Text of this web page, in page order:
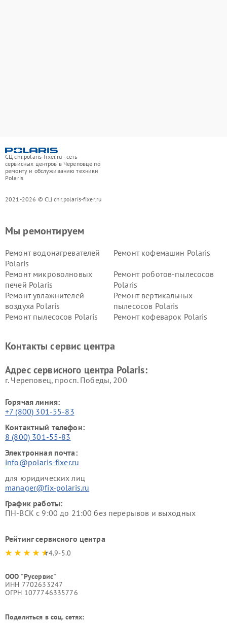
СЦ chr.polaris-fixer.ru - сеть
сервисных центров в Череповце по
ремонту и обслуживанию техники
Polaris
2021-2026 © СЦ chr.polaris-fixer.ru
Мы ремонтируем
Ремонт водонагревателей
Polaris
Ремонт кофемашин Polaris
Ремонт микроволновых
печей Polaris
Ремонт роботов-пылесосов
Polaris
Ремонт увлажнителей
воздуха Polaris
Ремонт вертикальных
пылесосов Polaris
Ремонт пылесосов Polaris
Ремонт кофеварок Polaris
Контакты сервис центра
Адрес сервисного центра Polaris:
г. Череповец, просп. Победы, 200
Горячая линия:
+7 (800) 301-55-83
Контактный телефон:
8 (800) 301-55-83
Электронная почта:
info@polaris-fixer.ru
для юридических лиц
manager@fix-polaris.ru
График работы:
ПН-ВСК с 9:00 до 21:00 без перерывов и выходных
Рейтинг сервисного центра
4.9-5.0
ООО "Русервис"
ИНН 7702633247
ОГРН 1077746335776
Поделиться в соц. сетях: